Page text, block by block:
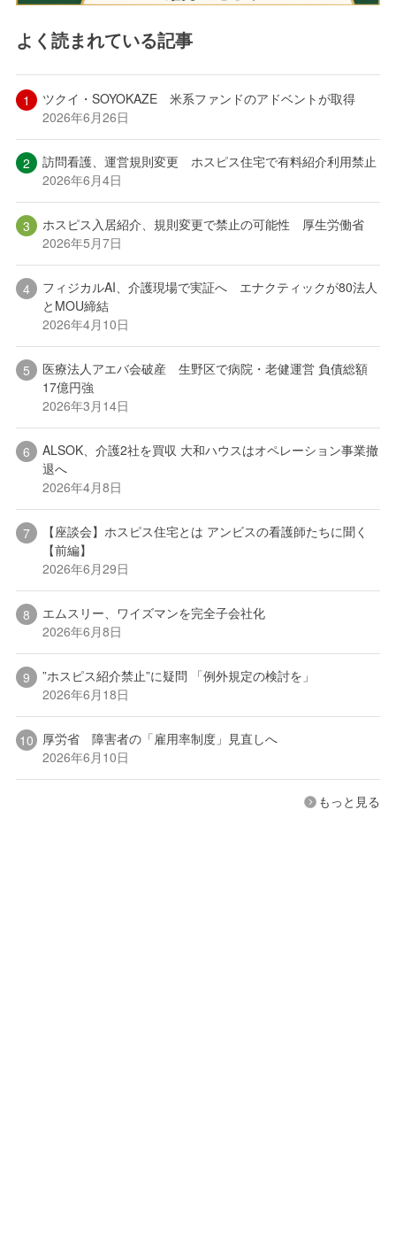
よく読まれている記事
ツクイ・SOYOKAZE 米系ファンドのアドベントが取得
2026年6月26日
訪問看護、運営規則変更 ホスピス住宅で有料紹介利用禁止
2026年6月4日
ホスピス入居紹介、規則変更で禁止の可能性 厚生労働省
2026年5月7日
フィジカルAI、介護現場で実証へ エナクティックが80法人
とMOU締結
2026年4月10日
医療法人アエバ会破産 生野区で病院・老健運営 負債総額
17億円強
2026年3月14日
ALSOK、介護2社を買収 大和ハウスはオペレーション事業撤
退へ
2026年4月8日
【座談会】ホスピス住宅とは アンビスの看護師たちに聞く
【前編】
2026年6月29日
エムスリー、ワイズマンを完全子会社化
2026年6月8日
”ホスピス紹介禁止”に疑問 「例外規定の検討を」
2026年6月18日
厚労省 障害者の「雇用率制度」見直しへ
2026年6月10日
もっと見る